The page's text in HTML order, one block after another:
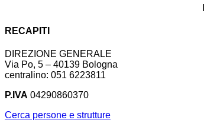
RECAPITI
DIREZIONE GENERALE
Via Po, 5 – 40139 Bologna
centralino: 051 6223811
P.IVA 04290860370
Cerca persone e strutture